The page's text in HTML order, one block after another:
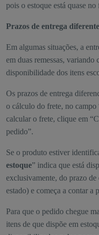
pois o estoque está quase no
Prazos de entrega
Em algumas situações, a
em duas remessas, variando
disponibilidade dos itens
Os prazos de entrega
o cálculo do frete, no campo
calcular o frete, clique em
pedido”.
Se o produto estiver
estoque” indica que está
exclusivamente, do prazo de
estado) e começa a contar a
Para que o pedido chegue
itens de que dispõe em